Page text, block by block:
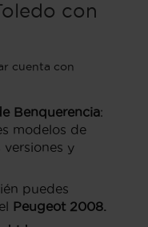
con
cuenta con
Benquerencia:
modelos de
versiones y
puedes
Peugeot 2008.